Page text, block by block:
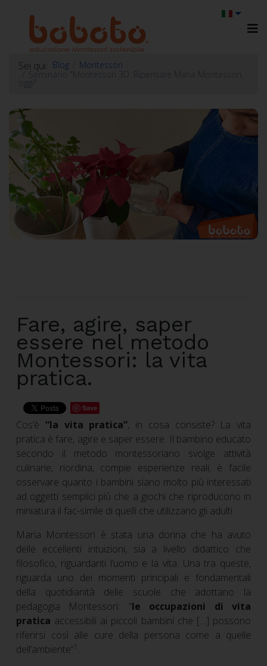
Sei qui: Blog
Montessori
Seminario "Montessori 3D. Ripensare Maria Montessori,
oggi"
Fare, agire, saper
essere nel metodo
Montessori: la vita
pratica.
Save
Cos’è “la vita pratica”, in cosa consiste? La vita
pratica è fare, agire e saper essere. Il bambino educato
secondo il metodo montessoriano svolge attività
culinarie, riordina, compie esperienze reali; è facile
osservare quanto i bambini siano molto più interessati
ad oggetti semplici più che a giochi che riproducono in
miniatura il fac-simile di quelli che utilizzano gli adulti.
Maria Montessori è stata una donna che ha avuto
delle eccellenti intuizioni, sia a livello didattico che
filosofico, riguardanti l’uomo e la vita. Una tra queste,
riguarda uno dei momenti principali e fondamentali
della quotidianità delle scuole che adottano la
pedagogia Montessori: “le occupazioni di vita
pratica accessibili ai piccoli bambini che […] possono
riferirsi così alle cure della persona come a quelle
dell’ambiente” 1 .